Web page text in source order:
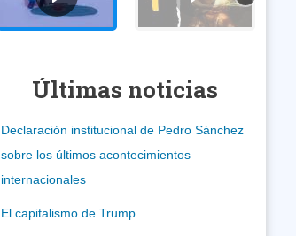
Últimas noticias
Declaración institucional de Pedro Sánchez
sobre los últimos acontecimientos
internacionales
El capitalismo de Trump